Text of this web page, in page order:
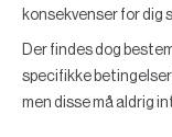
konsekvenser for dig
Der findes dog
specifikke
men disse må aldrig